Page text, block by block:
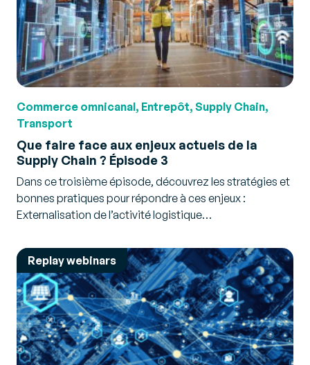
Commerce omnicanal, Entrepôt, Supply Chain,
Transport
Que faire face aux enjeux actuels de la
Supply Chain ? Épisode 3
Dans ce troisième épisode, découvrez les stratégies et
bonnes pratiques pour répondre à ces enjeux :
Externalisation de l’activité logistique…
Replay webinars